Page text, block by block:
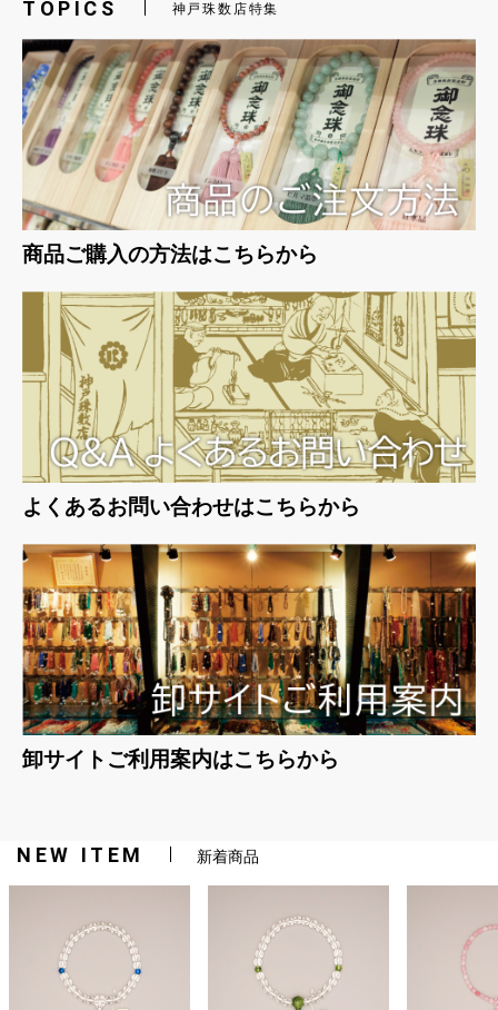
お買い物を続ける カートへ進む
TOPICS 神戸珠数店特集
商品ご購入の方法はこちらから
よくあるお問い合わせはこちらから
卸サイトご利用案内はこちらから
NEW ITEM 新着商品